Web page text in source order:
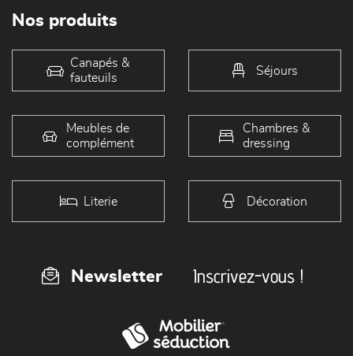
Nos produits
Canapés &
fauteuils
Séjours
Meubles de
complément
Chambres &
dressing
Literie Décoration
Newsletter Inscrivez-vous !